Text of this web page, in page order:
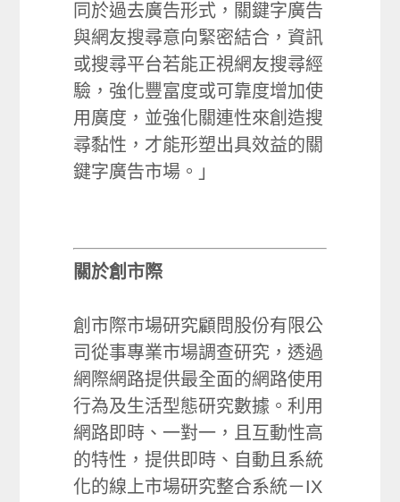
同於過去廣告形式，關鍵字廣告
與網友搜尋意向緊密結合，資訊
或搜尋平台若能正視網友搜尋經
驗，強化豐富度或可靠度增加使
用廣度，並強化關連性來創造搜
尋黏性，才能形塑出具效益的關
鍵字廣告市場。」
關於創市際
創市際市場研究顧問股份有限公
司從事專業市場調查研究，透過
網際網路提供最全面的網路使用
行為及生活型態研究數據。利用
網路即時、一對一，且互動性高
的特性，提供即時、自動且系統
化的線上市場研究整合系統－IX